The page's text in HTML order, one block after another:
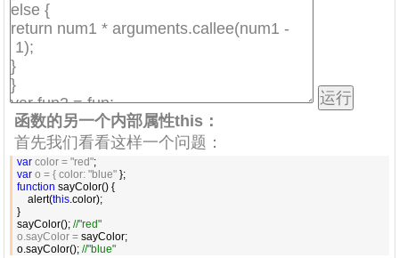
函数的另一个内部属性this：
首先我们看看这样一个问题：
var color = "red"
var o = { color: "blue"
function sayColor() {
    alert(
this.color);
}
sayColor(); //"red"
o.sayColor = sayColor;
o.sayColor(); //"blue"